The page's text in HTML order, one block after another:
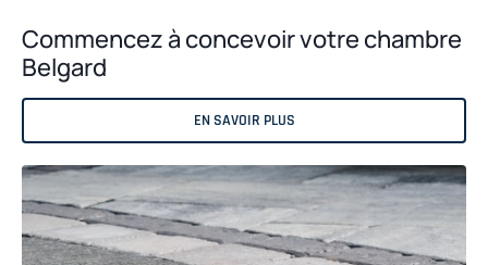
Commencez à concevoir votre chambre
Belgard
EN SAVOIR PLUS